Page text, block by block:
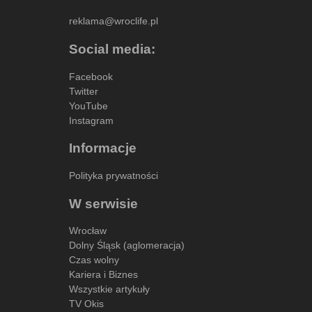
reklama@wroclife.pl
Social media:
Facebook
Twitter
YouTube
Instagram
Informacje
Polityka prywatności
W serwisie
Wrocław
Dolny Śląsk (aglomeracja)
Czas wolny
Kariera i Biznes
Wszystkie artykuły
TV Okis